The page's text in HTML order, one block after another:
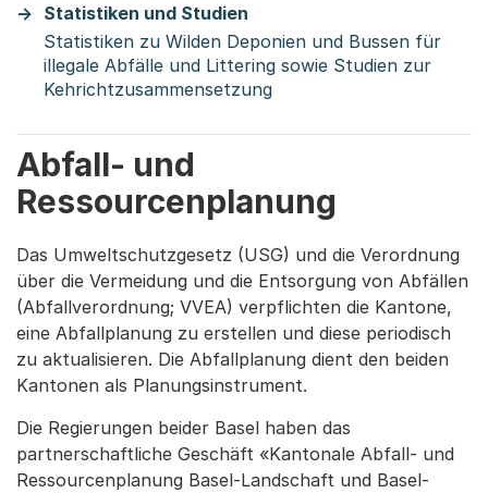
Statistiken und Studien
Statistiken zu Wilden Deponien und Bussen für
illegale Abfälle und Littering sowie Studien zur
Kehrichtzusammensetzung
Abfall- und
Ressourcenplanung
Das Umweltschutzgesetz (USG) und die Verordnung
über die Vermeidung und die Entsorgung von Abfällen
(Abfallverordnung; VVEA) verpflichten die Kantone,
eine Abfallplanung zu erstellen und diese periodisch
zu aktualisieren. Die Abfallplanung dient den beiden
Kantonen als Planungsinstrument.
Die Regierungen beider Basel haben das
partnerschaftliche Geschäft «Kantonale Abfall- und
Ressourcenplanung Basel-Landschaft und Basel-